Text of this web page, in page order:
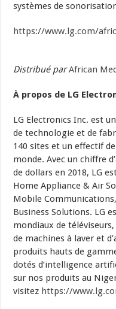
systèmes de
https://www.lg.com/
Distribué parAfrican
À propos de LG
LG Electronics Inc. est
de technologie et de
140 sites et un effectif
monde. Avec un chiffre
de dollars en 2018, LG
Home Appliance & Air
Mobile
Business Solutions. LG
mondiaux de
de machines à laver et
produits hauts de
dotés d’intelligence
sur nos produits au
visitez https://